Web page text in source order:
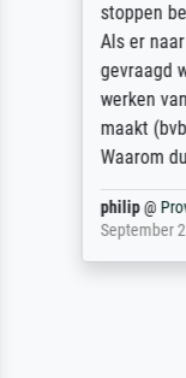
stoppen
Als er
gevraagd
werken
maakt
Waarom
philip@
September